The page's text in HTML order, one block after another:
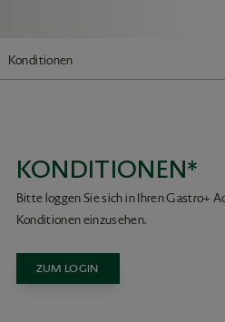
Konditionen
KONDITIONEN*
Bitte loggen Sie sich in Ihren Gastro+
Konditionen einzusehen.
ZUM LOGIN